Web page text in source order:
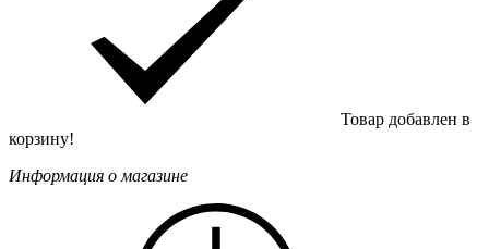
Товар добавлен в
корзину!
Информация о магазине